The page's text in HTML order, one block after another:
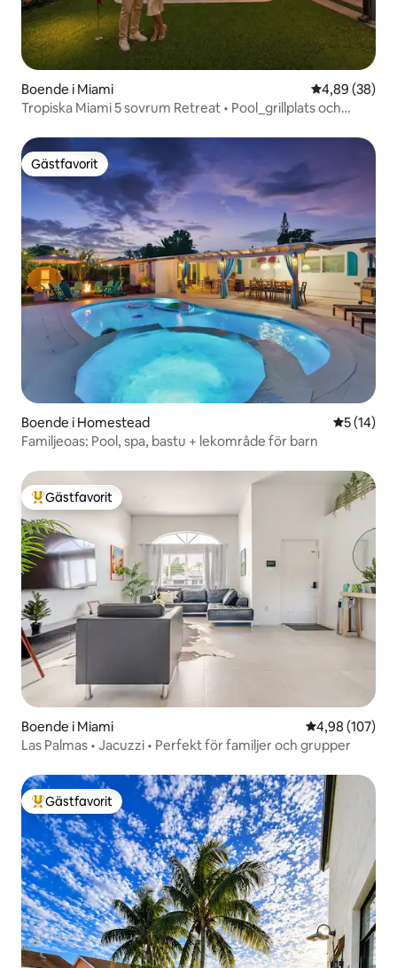
Boende i Miami 4,89 av 5 i
4,89 (38)
Tropiska Miami 5 sovrum Retreat • Pool_grillplats och
Gästfavorit
Gästfavorit
Boende i Homestead 5 av 5 i
5 (14)
Familjeoas: Pool, spa, bastu + lekområde för barn
Populär gästfavorit
Gästfavorit
Boende i Miami 4,98 av 5 i
4,98 (107)
Las Palmas • Jacuzzi • Perfekt för familjer och grupper
Populär gästfavorit
Gästfavorit